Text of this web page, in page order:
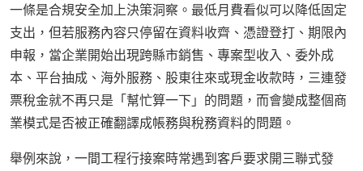
一條是合規安全加上決策洞察。最低月費看似可以降低固定
支出，但若服務內容只停留在資料收齊、憑證登打、期限內
申報，當企業開始出現跨縣市銷售、專案型收入、委外成
本、平台抽成、海外服務、股東往來或現金收款時，三連發
票稅金就不再只是「幫忙算一下」的問題，而會變成整個商
業模式是否被正確翻譯成帳務與稅務資料的問題。
舉例來說，一間工程行接案時常遇到客戶要求開三聯式發